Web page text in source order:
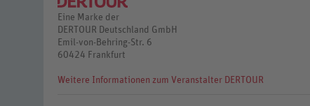
Eine Marke der
DERTOUR Deutschland GmbH
Emil-von-Behring-Str. 6
60424 Frankfurt
Weitere Informationen zum Veranstalter DERTOUR